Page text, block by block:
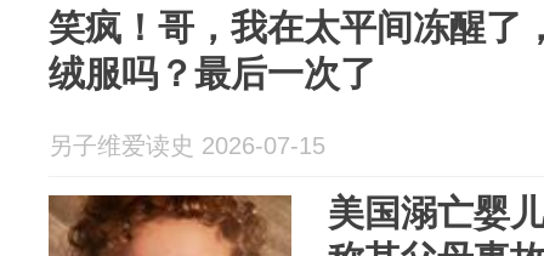
笑疯！哥，我在太平间冻醒了
绒服吗？最后一次了
另子维爱读史 2026-07-15
美国溺亡婴